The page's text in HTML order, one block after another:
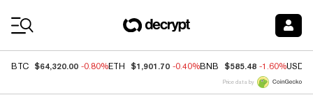
BTC $64,320.00 -0.80%ETH $1,901.70 -0.40%BNB $585.48 -1.60%USDC
Price data by